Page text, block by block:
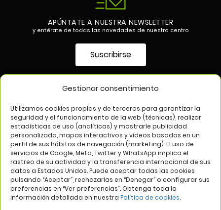
Gestionar consentimiento
Utilizamos cookies propias y de terceros para garantizar la
seguridad y el funcionamiento de la web (técnicas), realizar
estadísticas de uso (analíticas) y mostrarle publicidad
personalizada, mapas interactivos y vídeos basados en un
perfil de sus hábitos de navegación (marketing). El uso de
servicios de Google, Meta, Twitter y WhatsApp implica el
rastreo de su actividad y la transferencia internacional de sus
datos a Estados Unidos. Puede aceptar todas las cookies
pulsando “Aceptar”, rechazarlas en “Denegar” o configurar sus
preferencias en “Ver preferencias”. Obtenga toda la
información detallada en nuestra Política de cookies.
APÚNTATE A NUESTRA NEWSLETTER
y entérate de todas las novedades de nuestro centro
Suscribirse
Aviso legal Política de privacidad
Política de cookies
Web: Bannister Global